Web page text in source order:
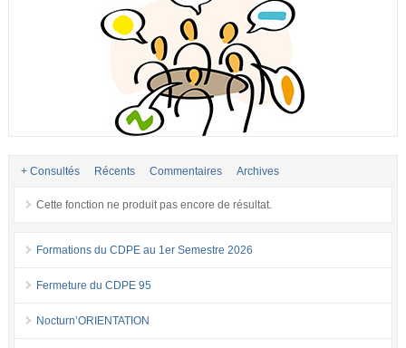
+ Consultés Récents Commentaires Archives
Cette fonction ne produit pas encore de résultat.
Formations du CDPE au 1er Semestre 2026
Fermeture du CDPE 95
Nocturn’ORIENTATION